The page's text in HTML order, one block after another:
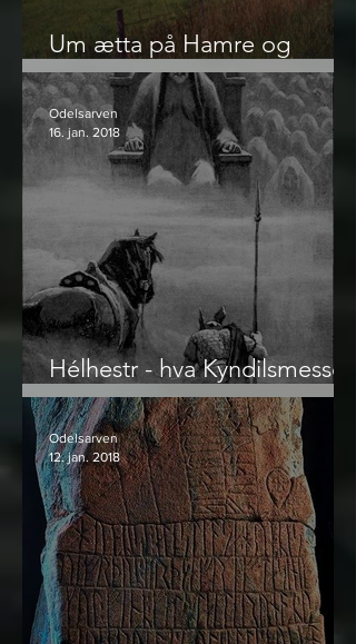
Um ætta på Hamre og
namneskikken
Hélhestr - hva Kyndilsmesse
og Kirkehest egentlig er
Odelsarven
16. jan. 2018
Odelsarven
12. jan. 2018